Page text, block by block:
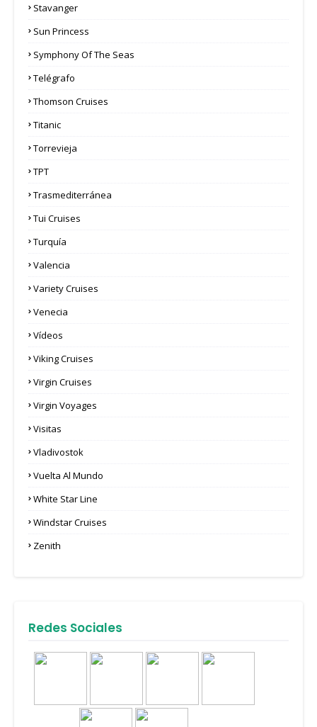
Stavanger
Sun Princess
Symphony Of The Seas
Telégrafo
Thomson Cruises
Titanic
Torrevieja
TPT
Trasmediterránea
Tui Cruises
Turquía
Valencia
Variety Cruises
Venecia
Vídeos
Viking Cruises
Virgin Cruises
Virgin Voyages
Visitas
Vladivostok
Vuelta Al Mundo
White Star Line
Windstar Cruises
Zenith
Redes Sociales